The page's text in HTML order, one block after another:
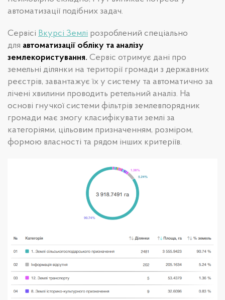
автоматизації подібних задач.
Сервісі Вкурсі Землі розроблений спеціально
для автоматизації обліку та аналізу
землекористування. Сервіс отримує дані про
земельні ділянки на території громади з державних
реєстрів, завантажує їх у систему та автоматично за
лічені хвилини проводить ретельний аналіз. На
основі гнучкої системи фільтрів землевпорядник
громади має змогу класифікувати землі за
категоріями, цільовим призначенням, розміром,
формою власності та рядом інших критеріїв.